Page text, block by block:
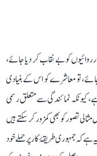
کو بے نقاب کر دیا جائے،
جائے، تو معاشرے کو اس کے بنیادی
کیونکہ نمائندگی سے متعلق رسمی
تصور کو بھی کمزور کر سکتے ہیں
کہ جمہوری طریقۂ کار پر حملے خود